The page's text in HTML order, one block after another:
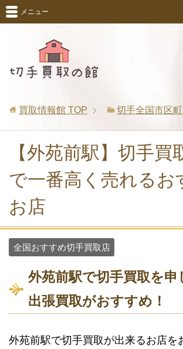
メニュー
買取情報館 TOP 切手全国市区
【外苑前駅】切手買
で一番高く売れるお
お店
全国おすすめ切手買取店
外苑前駅で切手買取を申
出張買取がおすすめ！
外苑前駅で切手買取が出来るお店を